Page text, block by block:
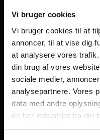
Vi bruger cookies
Vi bruger cookies til at
annoncer, til at vise dig
at analysere vores
din brug af vores
sociale medier,
analysepartnere. Vores
data med andre
de har indsamlet fra din
Stories & Viden
Pårørende
Find støtte
Om os
Persondatapolitik
Fagområde